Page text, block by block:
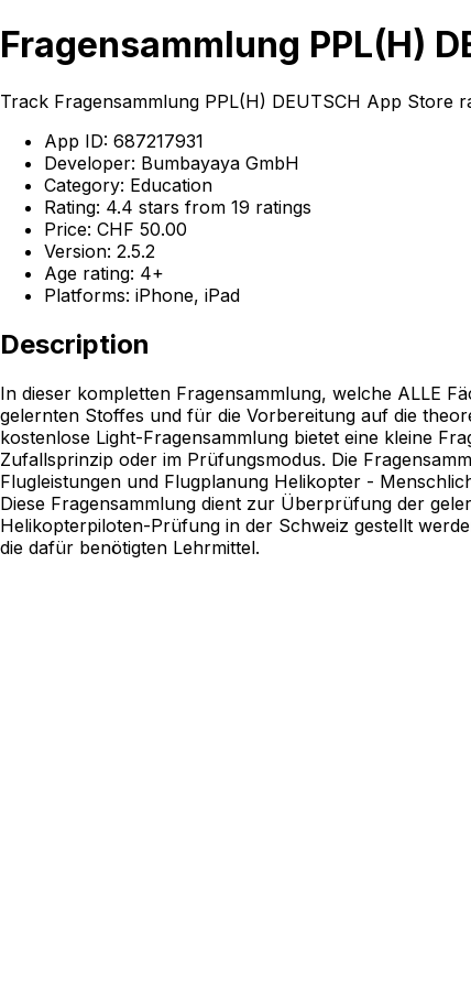
Fragensammlung PPL(H)
Track Fragensammlung PPL(H) DEUTSCH App
App ID: 687217931
Developer: Bumbayaya GmbH
Category: Education
Rating: 4.4 stars from 19 ratings
Price: CHF 50.00
Version: 2.5.2
Age rating: 4+
Platforms: iPhone, iPad
Description
In dieser kompletten Fragensammlung, welche ALLE
gelernten Stoffes und für die Vorbereitung auf die
kostenlose Light-Fragensammlung bietet eine kleine
Zufallsprinzip oder im Prüfungsmodus. Die
Flugleistungen und Flugplanung Helikopter -
Diese Fragensammlung dient zur Überprüfung der
Helikopterpiloten-Prüfung in der Schweiz gestellt
die dafür benötigten Lehrmittel.